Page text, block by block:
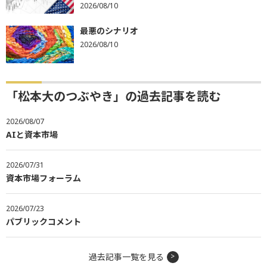
2026/08/10
最悪のシナリオ
2026/08/10
「松本大のつぶやき」の過去記事を読む
2026/08/07
AIと資本市場
2026/07/31
資本市場フォーラム
2026/07/23
パブリックコメント
過去記事一覧を見る